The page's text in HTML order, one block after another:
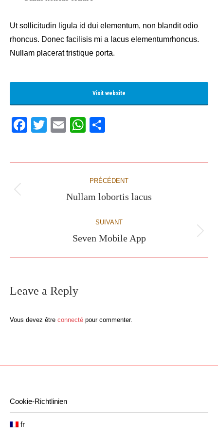
Ut sollicitudin ligula id dui elementum, non blandit odio
rhoncus. Donec facilisis mi a lacus elementumrhoncus.
Nullam placerat tristique porta.
Visit website
Facebook
Twitter
EmailWhatsApp
de
PRÉCÉDENT
Onglet
Nullam lobortis lacus
SUIVANT
Projets
Seven Mobile App
Leave a Reply
Vous devez être connecté pour commenter.
Cookie-Richtlinien
fr